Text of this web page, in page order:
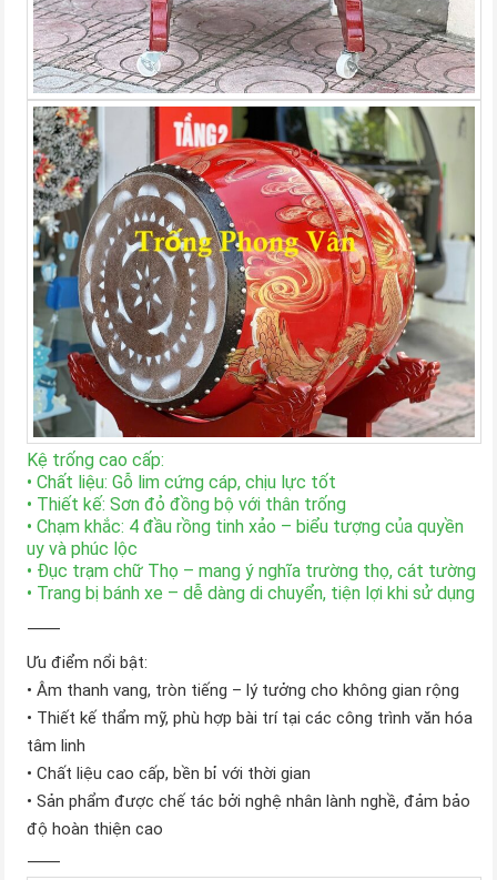
Kệ trống cao cấp:
• Chất liệu: Gỗ lim cứng cáp, chịu lực tốt
• Thiết kế: Sơn đỏ đồng bộ với thân trống
• Chạm khắc: 4 đầu rồng tinh xảo – biểu tượng của quyền
uy và phúc lộc
• Đục trạm chữ Thọ – mang ý nghĩa trường thọ, cát tường
• Trang bị bánh xe – dễ dàng di chuyển, tiện lợi khi sử dụng
⸻
Ưu điểm nổi bật:
• Âm thanh vang, tròn tiếng – lý tưởng cho không gian rộng
• Thiết kế thẩm mỹ, phù hợp bài trí tại các công trình văn hóa
tâm linh
• Chất liệu cao cấp, bền bỉ với thời gian
• Sản phẩm được chế tác bởi nghệ nhân lành nghề, đảm bảo
độ hoàn thiện cao
⸻